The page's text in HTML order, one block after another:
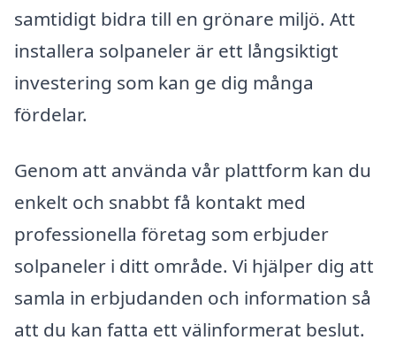
samtidigt bidra till en grönare miljö. Att
installera solpaneler är ett långsiktigt
investering som kan ge dig många
fördelar.
Genom att använda vår plattform kan du
enkelt och snabbt få kontakt med
professionella företag som erbjuder
solpaneler i ditt område. Vi hjälper dig att
samla in erbjudanden och information så
att du kan fatta ett välinformerat beslut.